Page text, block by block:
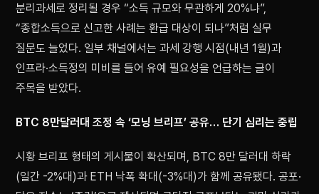
분리과세로 정리될 경우 “소득 규모와 무관하게 20%냐”,
“종합소득으로 신고한 사례는 환급 대상이 되나”처럼 실무
질문도 늘었다. 일부 채널에서는 과세 강행 시점(내년 1월)과
인프라·소득정의 미비를 들어 유예 필요성을 언급하는 글이
주목을 받았다.
BTC 8만달러대 조정 속 ‘모닝 브리프’ 공유… 단기 심리는 중립
시황 브리프 형태의 게시물이 확산되며, BTC 8만 달러대 하락
(일간 -2%대)과 ETH 낙폭 확대(-3%대)가 함께 공유됐다. 공포·